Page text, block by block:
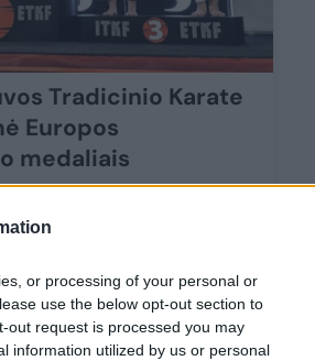
or processing of your personal or
use the below opt-out section to
out request is processed you may
information utilized by us or personal
Tradicinio Karate
Europos
medaliais